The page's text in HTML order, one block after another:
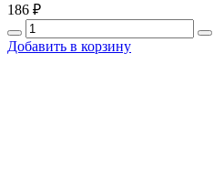
186 ₽
Добавить в корзину